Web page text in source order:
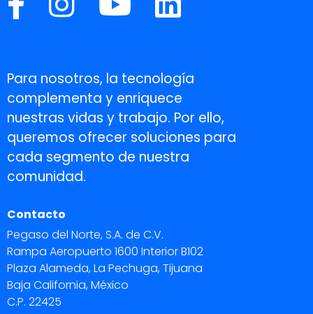
Para nosotros, la tecnología
complementa y enriquece
nuestras vidas y trabajo. Por ello,
queremos ofrecer soluciones para
cada segmento de nuestra
comunidad.
Contacto
Pegaso del Norte, S.A. de C.V.
Rampa Aeropuerto 1600 Interior B102
Plaza Alameda, La Pechuga, Tijuana
Baja California, México
C.P. 22425